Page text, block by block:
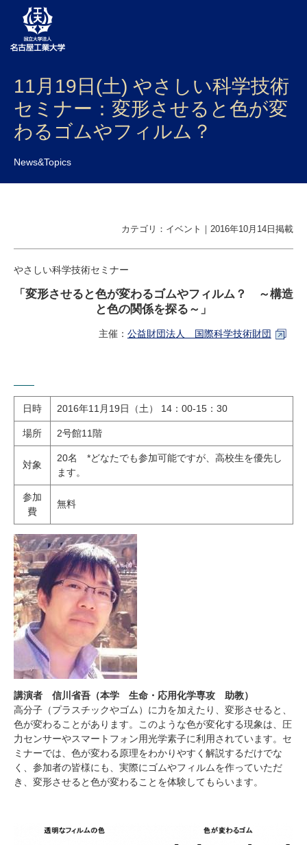
大学案内
学部・大学院・センター
入試
国際交流
研究・教員Navi
寄附のお願い
11月19日(土) やさしい科学技術
セミナー：変形させると色が変
わるゴムやフィルム？
News&Topics
カテゴリ：イベント｜2016年10月14日掲載
やさしい科学技術セミナー
「 変形させると色が変わるゴムやフィルム？ ～構造
と色の関係を探る～ 」
主催： 公益財団法人 国際科学技術財団
日時 2016年11月19日（土） 14：00-15：30
場所 2号館11階
対象
20名 *どなたでも参加可能ですが、 高校生を優先し
ます。
参加
費
無料
講演者 信川省吾（本学 生命・応用化学専攻 助教）
高分子（プラスチックやゴム）に力を加えたり、変形させると、
色が変わることがあります。このような色が変化する現象は、圧
力センサーやスマートフォン用光学素子に利用されています。セ
ミナーでは、色が変わる原理をわかりやすく解説するだけでな
く、参加者の皆様にも、実際にゴムやフィルムを作っていただ
き、変形させると色が変わることを体験してもらいます。